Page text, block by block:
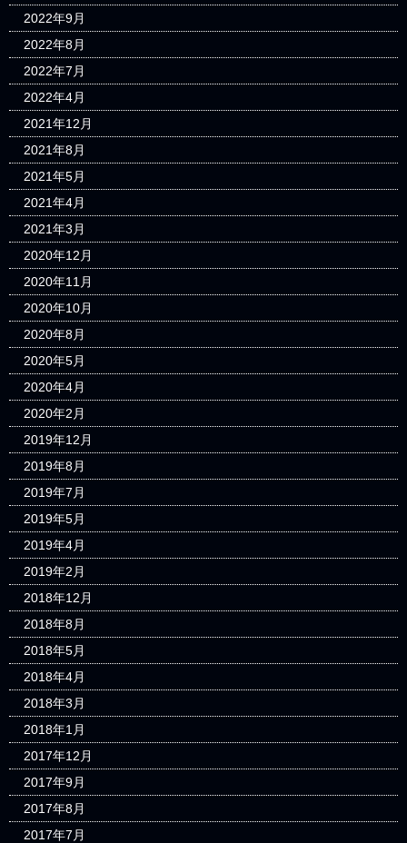
2022年9月
2022年8月
2022年7月
2022年4月
2021年12月
2021年8月
2021年5月
2021年4月
2021年3月
2020年12月
2020年11月
2020年10月
2020年8月
2020年5月
2020年4月
2020年2月
2019年12月
2019年8月
2019年7月
2019年5月
2019年4月
2019年2月
2018年12月
2018年8月
2018年5月
2018年4月
2018年3月
2018年1月
2017年12月
2017年9月
2017年8月
2017年7月